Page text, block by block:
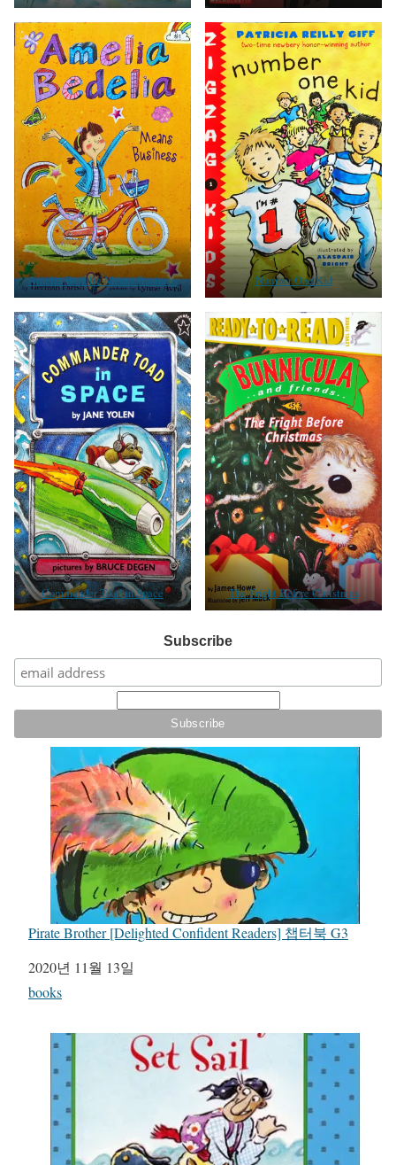
Amelia Bedelia Means Business Number One Kid
Commander Toad in Space The Fright Before Christmas
Subscribe
Pirate Brother [Delighted Confident Readers] 챕터북 G3
일자
2020년 11월 13일
관련 항목
books